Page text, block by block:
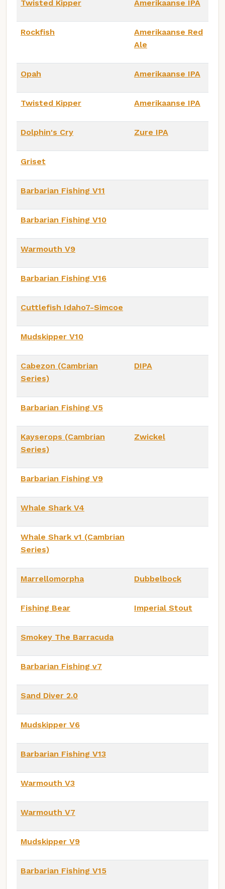
Twisted Kipper Amerikaanse IPA
Rockfish
Amerikaanse Red
Ale
Opah Amerikaanse IPA
Twisted Kipper Amerikaanse IPA
Dolphin's Cry Zure IPA
Griset
Barbarian Fishing V11
Barbarian Fishing V10
Warmouth V9
Barbarian Fishing V16
Cuttlefish Idaho7-Simcoe
Mudskipper V10
Cabezon (Cambrian
Series)
DIPA
Barbarian Fishing V5
Kayserops (Cambrian
Series)
Zwickel
Barbarian Fishing V9
Whale Shark V4
Whale Shark v1 (Cambrian
Series)
Marrellomorpha Dubbelbock
Fishing Bear Imperial Stout
Smokey The Barracuda
Barbarian Fishing v7
Sand Diver 2.0
Mudskipper V6
Barbarian Fishing V13
Warmouth V3
Warmouth V7
Mudskipper V9
Barbarian Fishing V15